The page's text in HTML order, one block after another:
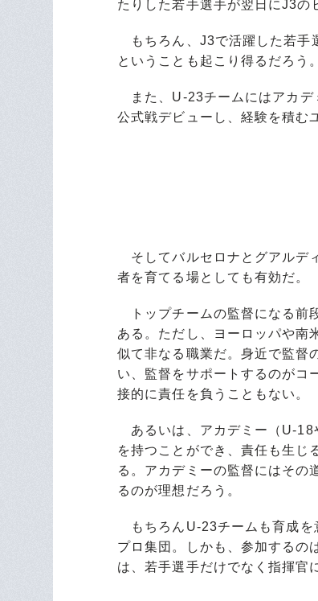
たりした若手選手が翌日にJ3の
もちろん、J3で活躍した若手
ということも起こり得るだろう。
また、U-23チームにはアカデ
公式戦デビューし、経験を積む
そしてバルセロナとグアルデ
者を育てる場としても有効だ。
トップチームの監督になる前
ある。ただし、ヨーロッパや南
似て非なる職業だ。身近で監督
い、監督をサポートするのがコ
接的に責任を負うこともない。
あるいは、アカデミー（U-18
を持つことができ、責任も生じ
る。アカデミーの監督にはその
るのが理想だろう。
もちろんU-23チームも育成を
プロ集団。しかも、参加するの
は、若手選手だけでなく指揮官